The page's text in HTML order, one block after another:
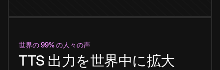
世界の 99% の人々の声
TTS 出力を世界中に拡大